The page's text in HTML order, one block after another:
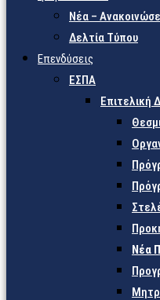
Νέα –
Δελτία Τύπου
Επενδύσεις
ΕΣΠΑ
Επιτελική
Νέα